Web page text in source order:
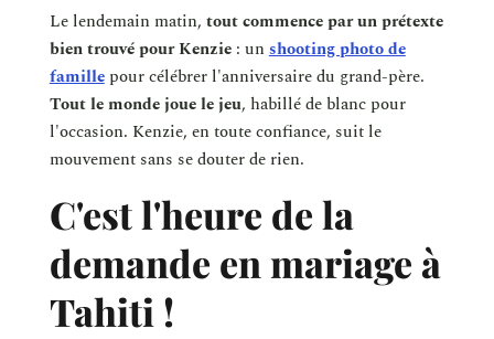
Le lendemain matin, tout commence par un prétexte
bien trouvé pour Kenzie: unshooting photo de
famillepour célébrer l'anniversaire du grand-père.
Tout le monde joue le jeu, habillé de blanc pour
l'occasion. Kenzie, en toute confiance, suit le
mouvement sans se douter de rien.
C'est l'heure de la
demande en mariage à
Tahiti !